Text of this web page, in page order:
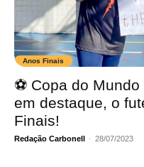
Anos Finais
⚽ Copa do
em destaque, o
Finais!
Redação Carbonell - 28/07/2023